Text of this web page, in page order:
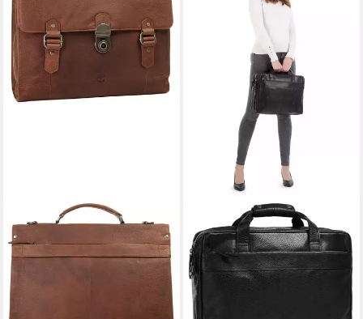
BODENSCHATZ
Aktentasche, echt Leder
199,95 €
UVP
lieferbar - in 6-8 Werktagen bei dir
BODENSCHATZ
Aktentasche, echt Leder
(2)
219,95 €
lieferbar - in 6-8 Werktagen bei dir